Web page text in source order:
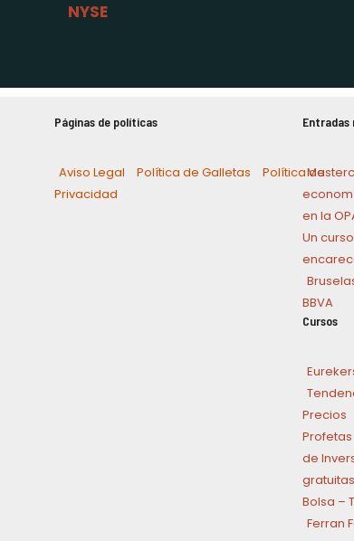
NYSE
Páginas de políticas
Aviso Legal Política de Galletas
Política de
Privacidad
Entradas
en la
Un
BBVA
Cursos
Precios
de
Bolsa –
Ferran